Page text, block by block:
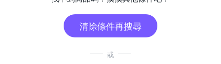
清除條件再搜尋
或